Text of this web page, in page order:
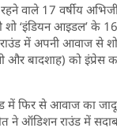
वाले 17 वर्षीय
शो ‘इंडियन आइडल’ के
राउंड में अपनी आवाज से
और बादशाह) को इंप्रेस
में फिर से आवाज का
ने ऑडिशन राउंड में